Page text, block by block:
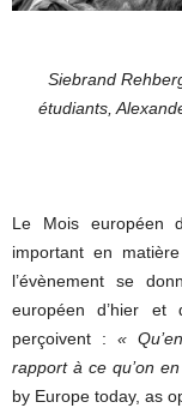
Siebrand
étudiants,
Le Mois européen
important en
l’évènement se
européen d’hier et
perçoivent : «
rapport à ce qu’on
by Europe today, as